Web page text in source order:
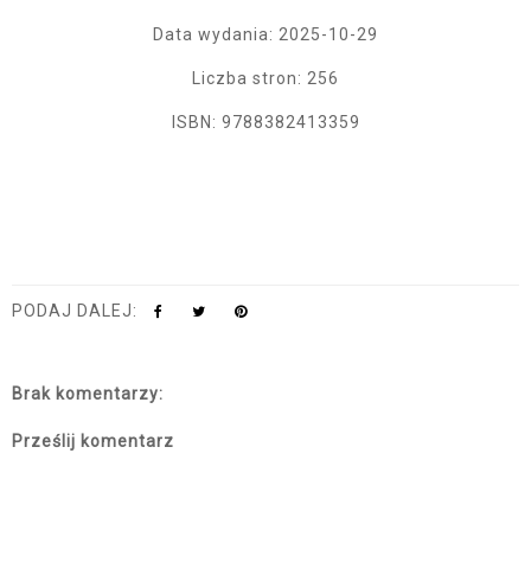
Data wydania: 2025-10-29
Liczba stron: 256
ISBN: 9788382413359
PODAJ DALEJ:
Brak komentarzy:
Prześlij komentarz